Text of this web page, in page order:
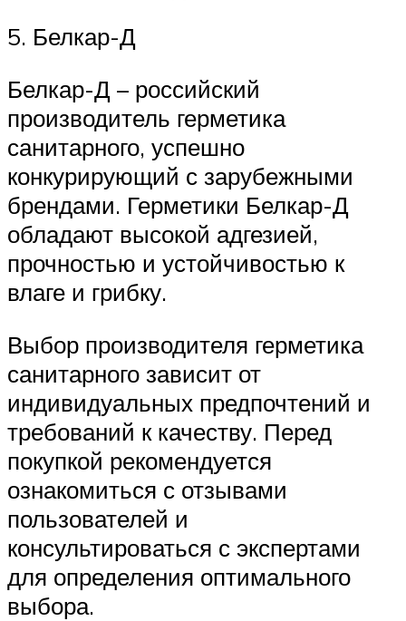
5. Белкар-Д
Белкар-Д – российский
производитель герметика
санитарного, успешно
конкурирующий с зарубежными
брендами. Герметики Белкар-Д
обладают высокой адгезией,
прочностью и устойчивостью к
влаге и грибку.
Выбор производителя герметика
санитарного зависит от
индивидуальных предпочтений и
требований к качеству. Перед
покупкой рекомендуется
ознакомиться с отзывами
пользователей и
консультироваться с экспертами
для определения оптимального
выбора.